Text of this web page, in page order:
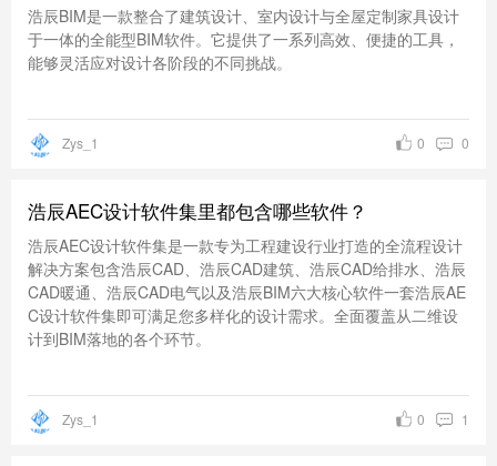
浩辰BIM是一款整合了建筑设计、室内设计与全屋定制家具设计
于一体的全能型BIM软件。它提供了一系列高效、便捷的工具，
能够灵活应对设计各阶段的不同挑战。
Zys_1 0
0
浩辰AEC设计软件集里都包含哪些软件？
浩辰AEC设计软件集是一款专为工程建设行业打造的全流程设计
解决方案包含浩辰CAD、浩辰CAD建筑、浩辰CAD给排水、浩辰
CAD暖通、浩辰CAD电气以及浩辰BIM六大核心软件一套浩辰AE
C设计软件集即可满足您多样化的设计需求。全面覆盖从二维设
计到BIM落地的各个环节。
Zys_1 1
0